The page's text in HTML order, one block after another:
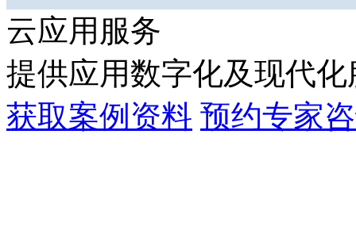
云应用服务
提供应用数字化及现代化
获取案例资料 预约专家